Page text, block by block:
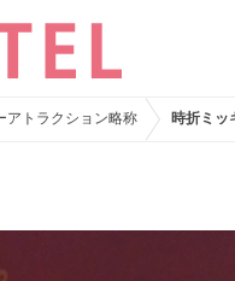
アトラクション略称 時折ミッ